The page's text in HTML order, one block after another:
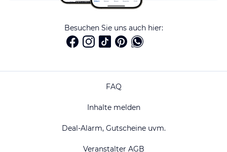
Besuchen Sie uns auch hier:
FAQ
Inhalte melden
Deal-Alarm, Gutscheine uvm.
Veranstalter AGB